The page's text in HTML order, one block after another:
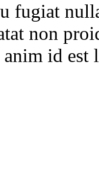
fugiat
non
id est